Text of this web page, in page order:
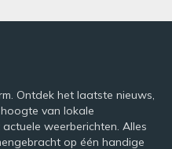
Ontdek het laatste nieuws,
van lokale
weerberichten. Alles
op één handige